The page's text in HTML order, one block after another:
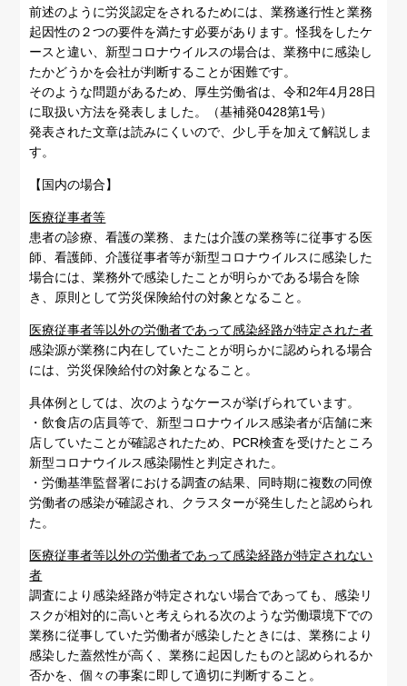
前述のように労災認定をされるためには、業務遂行性と業務
起因性の２つの要件を満たす必要があります。怪我をしたケ
ースと違い、新型コロナウイルスの場合は、業務中に感染し
たかどうかを会社が判断することが困難です。
そのような問題があるため、厚生労働省は、令和2年4月28日
に取扱い方法を発表しました。（基補発0428第1号）
発表された文章は読みにくいので、少し手を加えて解説しま
す。
【国内の場合】
医療従事者等
患者の診療、看護の業務、または介護の業務等に従事する医
師、看護師、介護従事者等が新型コロナウイルスに感染した
場合には、業務外で感染したことが明らかである場合を除
き、原則として労災保険給付の対象となること。
医療従事者等以外の労働者であって感染経路が特定された者
感染源が業務に内在していたことが明らかに認められる場合
には、労災保険給付の対象となること。
具体例としては、次のようなケースが挙げられています。
・飲食店の店員等で、新型コロナウイルス感染者が店舗に来
店していたことが確認されたため、PCR検査を受けたところ
新型コロナウイルス感染陽性と判定された。
・労働基準監督署における調査の結果、同時期に複数の同僚
労働者の感染が確認され、クラスターが発生したと認められ
た。
医療従事者等以外の労働者であって感染経路が特定されない
者
調査により感染経路が特定されない場合であっても、感染リ
スクが相対的に高いと考えられる次のような労働環境下での
業務に従事していた労働者が感染したときには、業務により
感染した蓋然性が高く、業務に起因したものと認められるか
否かを、個々の事案に即して適切に判断すること。